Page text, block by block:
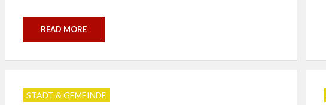
READ MORE
STADT & GEMEINDE